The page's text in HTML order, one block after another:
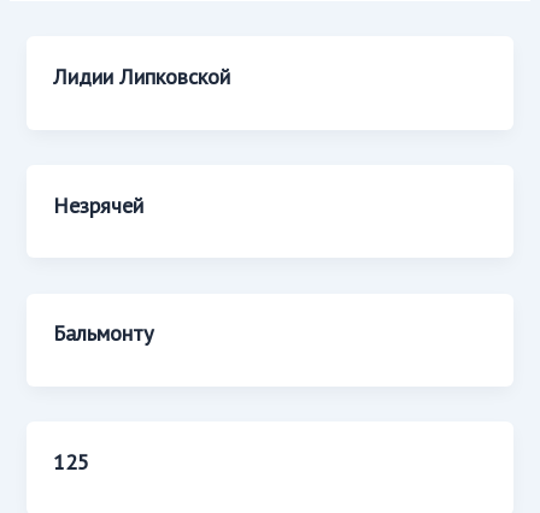
Лидии Липковской
Незрячей
Бальмонту
125